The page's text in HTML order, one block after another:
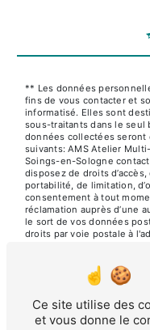
** Les données
fins de vous contacter et
informatisé. Elles sont
sous-traitants dans le seul
données collectées seront
suivants: AMS Atelier
Soings-en-Sologne
disposez de droits
portabilité, de limitation,
consentement à tout
réclamation auprès d’une
le sort de vos données
droits par voie postale à
en-Sologne ou par
multi-sellerie.com. Un
demandé. Nous
prise de contact puis
fins probatoires et de
vous inscrire sur la liste
disponible à cette adresse:
Ce site utilise des
et vous donne le